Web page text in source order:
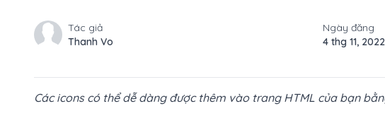
Tác giả
Thanh Vo
Ngày đăng
4 thg 11, 2022
Các icons có thể dễ dàng được thêm vào trang HTML của bạn